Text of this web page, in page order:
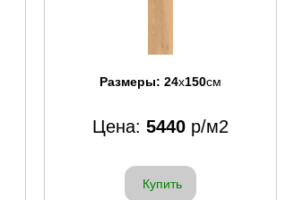
Размеры: 24x150см
Цена: 5440 р/м2
Купить